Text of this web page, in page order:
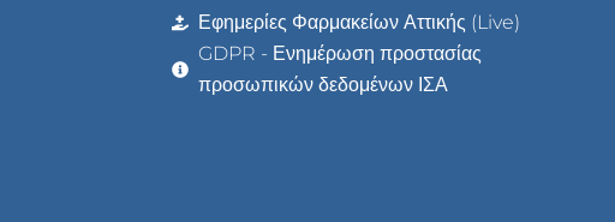
Εφημερίες Φαρμακείων Αττικής (Live)
GDPR - Ενημέρωση προστασίας
προσωπικών δεδομένων ΙΣΑ